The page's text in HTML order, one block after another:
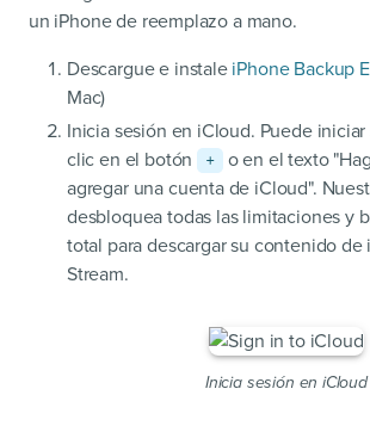
un iPhone de reemplazo a mano.
Descargue e instale iPhone Backup
Mac)
Inicia sesión en iCloud. Puede
clic en el botón
+
o en el texto
agregar una cuenta de iCloud".
desbloquea todas las limitaciones y
total para descargar su contenido de
Stream.
Inicia sesión en iCloud